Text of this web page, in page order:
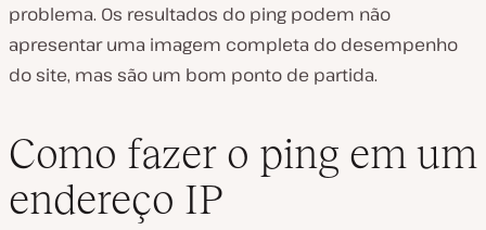
problema. Os resultados do ping podem não
apresentar uma imagem completa do desempenho
do site, mas são um bom ponto de partida.
Como fazer o ping em um
endereço IP